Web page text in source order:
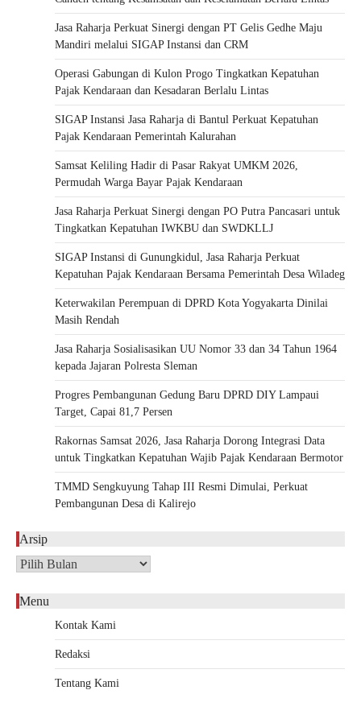
Jasa Raharja Perkuat Sinergi dengan PT Gelis Gedhe Maju
Mandiri melalui SIGAP Instansi dan CRM
Operasi Gabungan di Kulon Progo Tingkatkan Kepatuhan
Pajak Kendaraan dan Kesadaran Berlalu Lintas
SIGAP Instansi Jasa Raharja di Bantul Perkuat Kepatuhan
Pajak Kendaraan Pemerintah Kalurahan
Samsat Keliling Hadir di Pasar Rakyat UMKM 2026,
Permudah Warga Bayar Pajak Kendaraan
Jasa Raharja Perkuat Sinergi dengan PO Putra Pancasari untuk
Tingkatkan Kepatuhan IWKBU dan SWDKLLJ
SIGAP Instansi di Gunungkidul, Jasa Raharja Perkuat
Kepatuhan Pajak Kendaraan Bersama Pemerintah Desa Wiladeg
Keterwakilan Perempuan di DPRD Kota Yogyakarta Dinilai
Masih Rendah
Jasa Raharja Sosialisasikan UU Nomor 33 dan 34 Tahun 1964
kepada Jajaran Polresta Sleman
Progres Pembangunan Gedung Baru DPRD DIY Lampaui
Target, Capai 81,7 Persen
Rakornas Samsat 2026, Jasa Raharja Dorong Integrasi Data
untuk Tingkatkan Kepatuhan Wajib Pajak Kendaraan Bermotor
TMMD Sengkuyung Tahap III Resmi Dimulai, Perkuat
Pembangunan Desa di Kalirejo
Arsip
Arsip
Menu
Kontak Kami
Redaksi
Tentang Kami